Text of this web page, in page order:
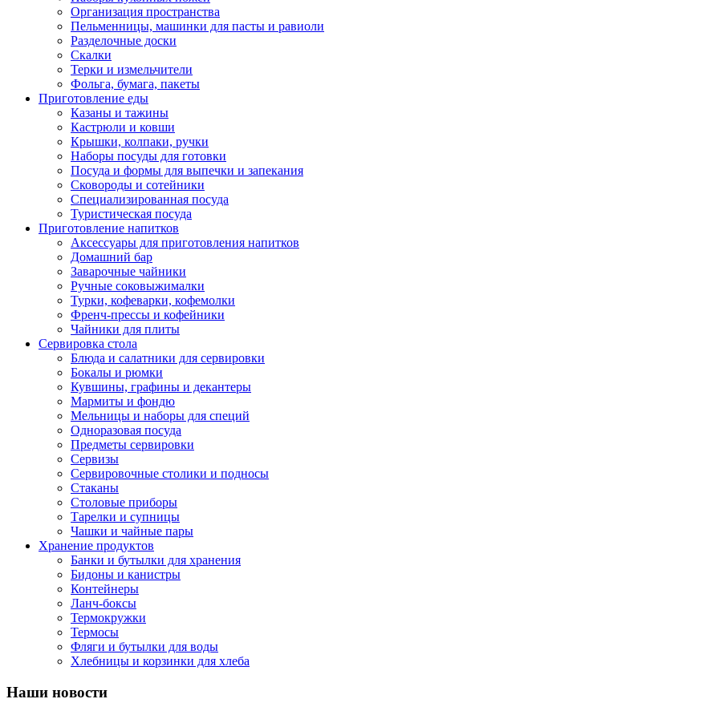
Организация пространства
Пельменницы, машинки для пасты и равиоли
Разделочные доски
Скалки
Терки и измельчители
Фольга, бумага, пакеты
Приготовление еды
Казаны и тажины
Кастрюли и ковши
Крышки, колпаки, ручки
Наборы посуды для готовки
Посуда и формы для выпечки и запекания
Сковороды и сотейники
Специализированная посуда
Туристическая посуда
Приготовление напитков
Аксессуары для приготовления напитков
Домашний бар
Заварочные чайники
Ручные соковыжималки
Турки, кофеварки, кофемолки
Френч-прессы и кофейники
Чайники для плиты
Сервировка стола
Блюда и салатники для сервировки
Бокалы и рюмки
Кувшины, графины и декантеры
Мармиты и фондю
Мельницы и наборы для специй
Одноразовая посуда
Предметы сервировки
Сервизы
Сервировочные столики и подносы
Стаканы
Столовые приборы
Тарелки и супницы
Чашки и чайные пары
Хранение продуктов
Банки и бутылки для хранения
Бидоны и канистры
Контейнеры
Ланч-боксы
Термокружки
Термосы
Фляги и бутылки для воды
Хлебницы и корзинки для хлеба
Наши новости